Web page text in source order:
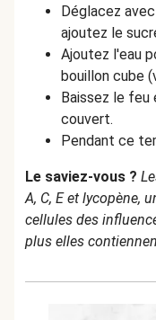
Déglacez
ajoutez le
Ajoutez l'eau
bouillon cube
Baissez le feu
couvert.
Pendant ce
Le saviez-vous ?
A, C, E et lycopène,
cellules des
plus elles